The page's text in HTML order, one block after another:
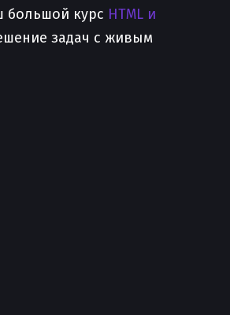
большой курс HTML и
задач с живым